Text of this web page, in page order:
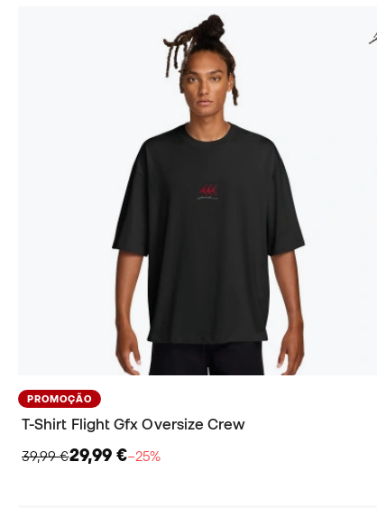
PROMOÇÃO
T-Shirt Flight Gfx Oversize Crew
39,99 €29,99 €−25%